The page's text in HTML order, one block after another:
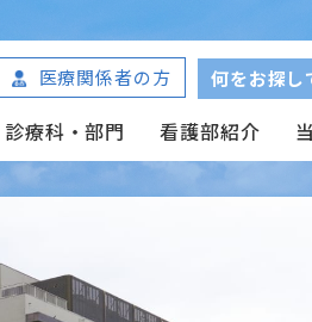
医療関係者の方 何をお探し
診療科・部門 看護部紹介